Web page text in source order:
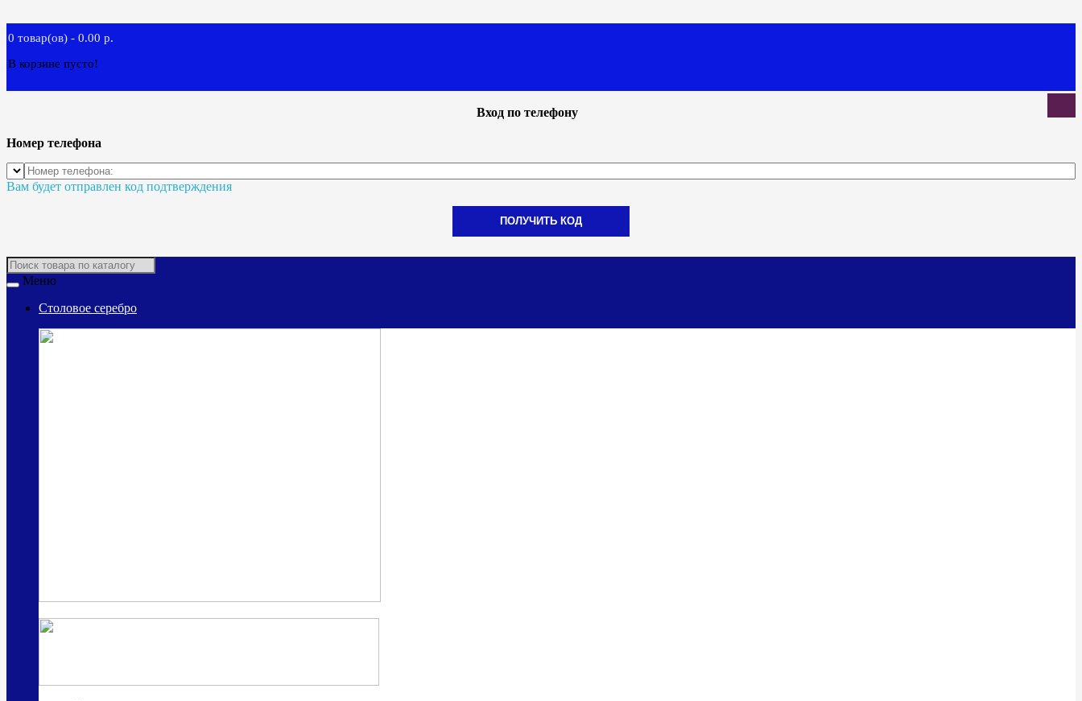
0 товар(ов) - 0.00 р.
В корзине пусто!
Вход по телефону
Номер телефона
Вам будет отправлен код подтверждения
ПОЛУЧИТЬ КОД
Меню
Столовое серебро